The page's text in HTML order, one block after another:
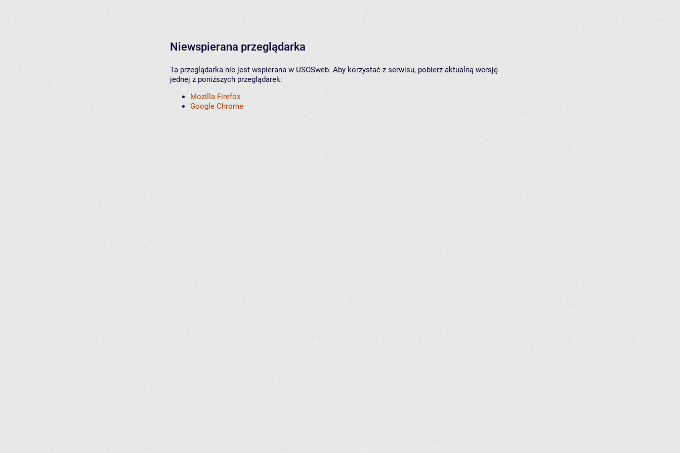
Niewspierana przeglądarka
Ta przeglądarka nie jest wspierana w USOSweb. Aby korzystać z serwisu, pobierz aktualną wersję
jednej z poniższych przeglądarek:
Mozilla Firefox
Google Chrome